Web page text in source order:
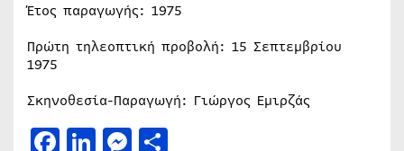
Έτος παραγωγής: 1975
Πρώτη τηλεοπτική προβολή: 15 Σεπτεμβρίου
1975
Σκηνοθεσία-Παραγωγή: Γιώργος Εμιρζάς
Facebook
LinkedIn
Messenger